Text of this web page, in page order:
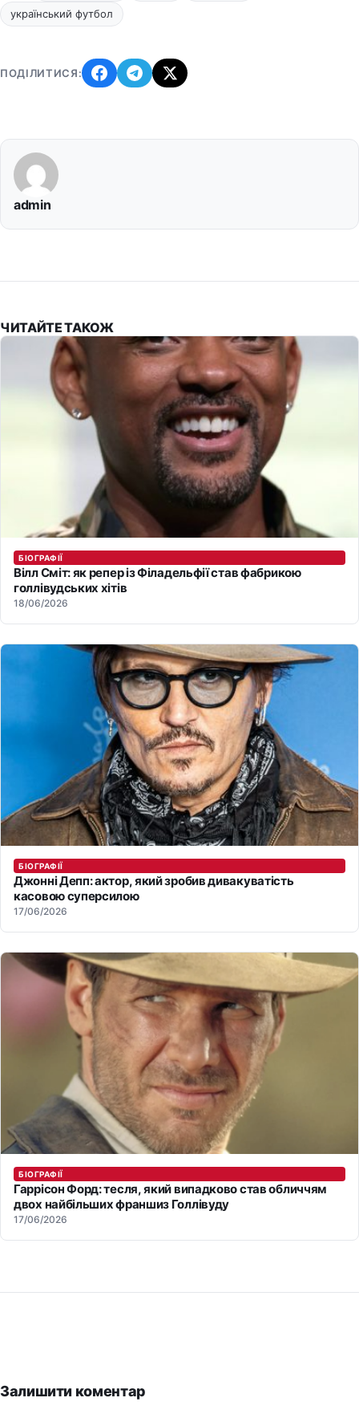
український футбол
ПОДІЛИТИСЯ:
admin
ЧИТАЙТЕ ТАКОЖ
БІОГРАФІЇ
Вілл Сміт: як репер із Філадельфії став фабрикою
голлівудських хітів
18/06/2026
БІОГРАФІЇ
Джонні Депп: актор, який зробив дивакуватість
касовою суперсилою
17/06/2026
БІОГРАФІЇ
Гаррісон Форд: тесля, який випадково став обличчям
двох найбільших франшиз Голлівуду
17/06/2026
Залишити коментар